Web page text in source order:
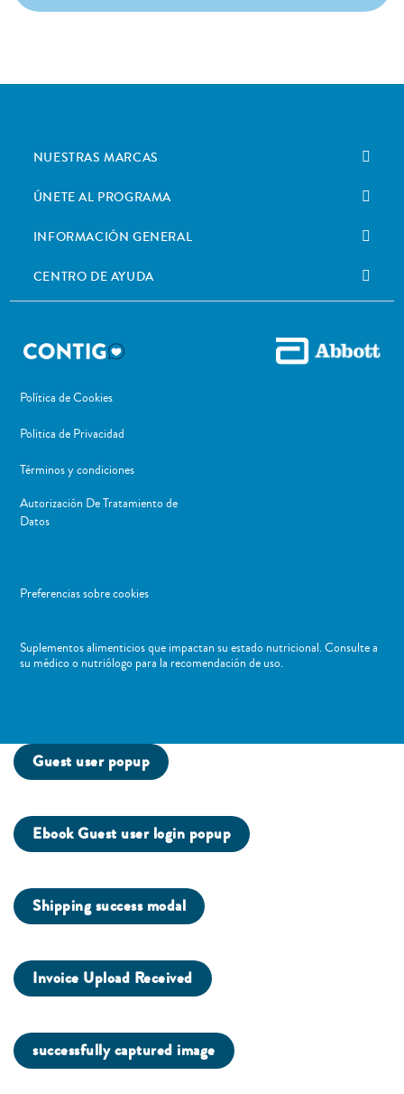
NUESTRAS MARCAS
ÚNETE AL PROGRAMA
INFORMACIÓN GENERAL
CENTRO DE AYUDA
Política de Cookies
Politica de Privacidad
Términos y condiciones
Autorización De Tratamiento de
Datos
Preferencias sobre cookies
Suplementos alimenticios que impactan su estado nutricional. Consulte a
su médico o nutriólogo para la recomendación de uso. ​
Guest user popup
Ebook Guest user login popup
Shipping success modal
Invoice Upload Received
successfully captured image